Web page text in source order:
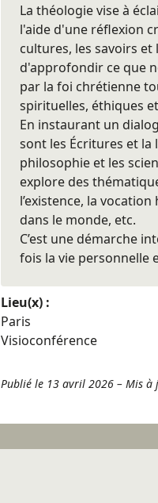
La théologie vise à
l'aide d'une réflexion
cultures, les savoirs
d'approfondir ce que
par la foi chrétienne
spirituelles, éthiques
En instaurant un
sont les Écritures et la
philosophie et les
explore des
l’existence, la
dans le monde, etc.
C’est une démarche
fois la vie personnelle
Lieu(x) :
Paris
Visioconférence
Publié le 13 avril 2026 – Mis à